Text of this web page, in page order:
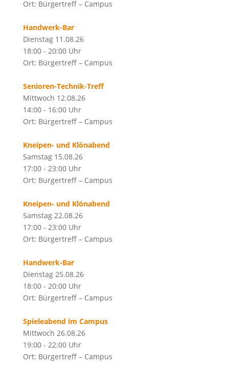
Ort: Bürgertreff – Campus
Handwerk-Bar
Dienstag 11.08.26
18:00 - 20:00 Uhr
Ort: Bürgertreff – Campus
Senioren-Technik-Treff
Mittwoch 12.08.26
14:00 - 16:00 Uhr
Ort: Bürgertreff – Campus
Kneipen- und Klönabend
Samstag 15.08.26
17:00 - 23:00 Uhr
Ort: Bürgertreff – Campus
Kneipen- und Klönabend
Samstag 22.08.26
17:00 - 23:00 Uhr
Ort: Bürgertreff – Campus
Handwerk-Bar
Dienstag 25.08.26
18:00 - 20:00 Uhr
Ort: Bürgertreff – Campus
Spieleabend im Campus
Mittwoch 26.08.26
19:00 - 22:00 Uhr
Ort: Bürgertreff – Campus